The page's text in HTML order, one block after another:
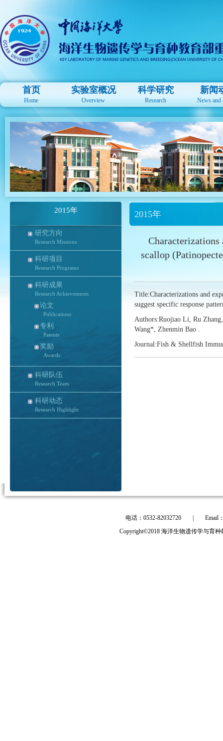
首页
Home
实验室概况
Overview
科学研究
Research
新闻
News and
2015年
研究方向
Research Missions
科研项目
Research Programs
科研成果
Research Achievements
论文
Publications
专利
Patents
奖励
Awards
科研队伍
Research Team
科研动态
Research Highlight
2015年
Characterizations
scallop
Title:Characterizations and
suggest specific response
Authors:Ruojiao Li, Ru
Wang*, Zhenmin Bao .
Journal:Fish & Shellfish
电话：0532-82032720
Email
Copyright©2018 海洋生物遗传学与育种